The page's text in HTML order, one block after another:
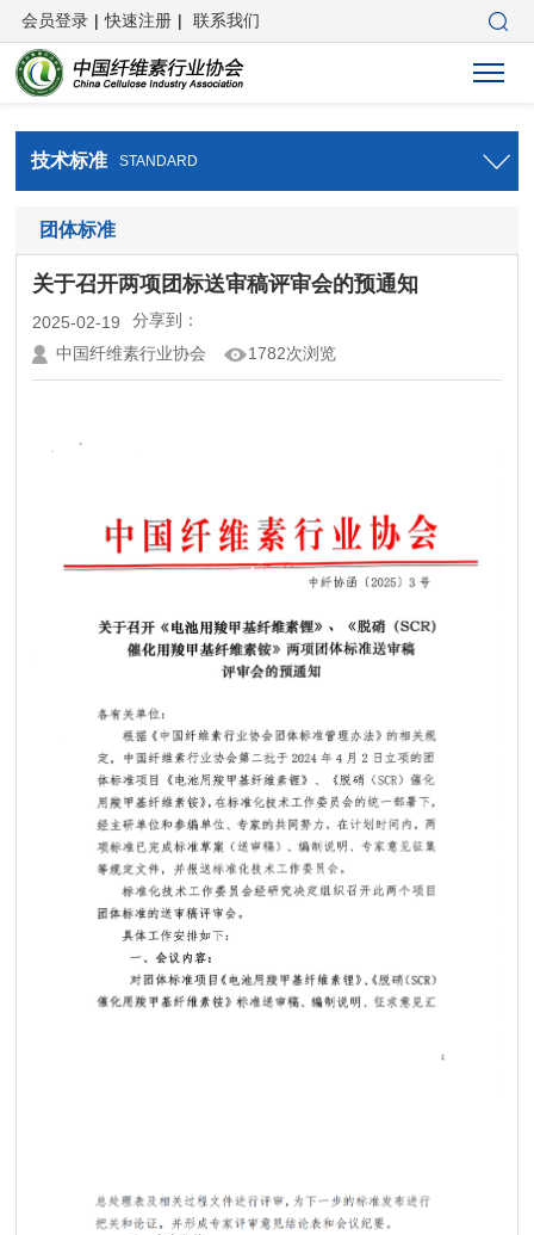
会员登录 | 快速注册 | 联系我们
技术标准 STANDARD
团体标准
关于召开两项团标送审稿评审会的预通知
2025-02-19
分享到：
中国纤维素行业协会
1782次浏览